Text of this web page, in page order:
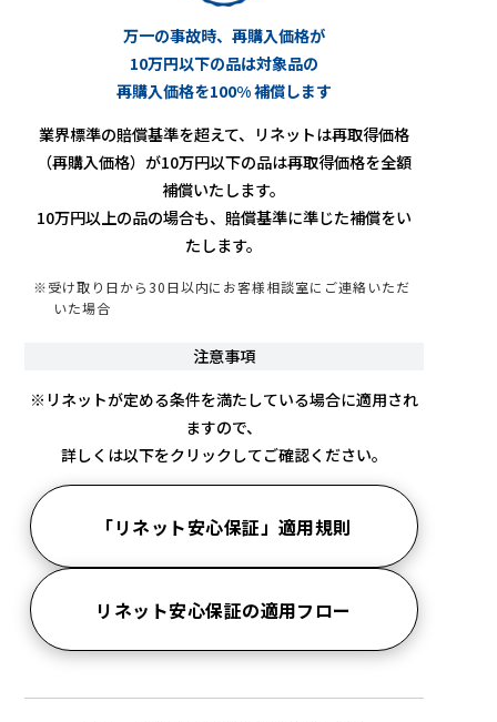
万一の事故時、再購入価格が
10万円以下の品は対象品の
再購入価格を100% 補償します
業界標準の賠償基準を超えて、リネットは再取得価格
（再購入価格）が10万円以下の品は再取得価格を全額
補償いたします。
10万円以上の品の場合も、賠償基準に準じた補償をい
たします。
※受け取り日から30日以内にお客様相談室にご連絡いただ
いた場合
注意事項
※リネットが定める条件を満たしている場合に適用され
ますので、
詳しくは以下をクリックしてご確認ください。
「リネット安心保証」適用規則
リネット安心保証の適用フロー